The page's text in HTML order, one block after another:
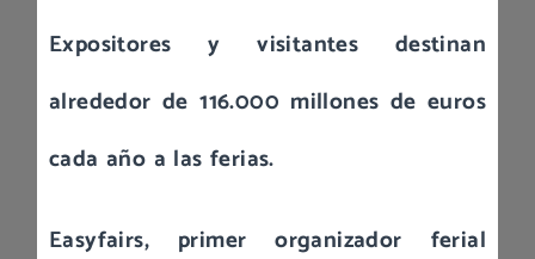
Expositores y visitantes destinan
alrededor de 116.000 millones de euros
cada año a las ferias.
Easyfairs, primer organizador ferial